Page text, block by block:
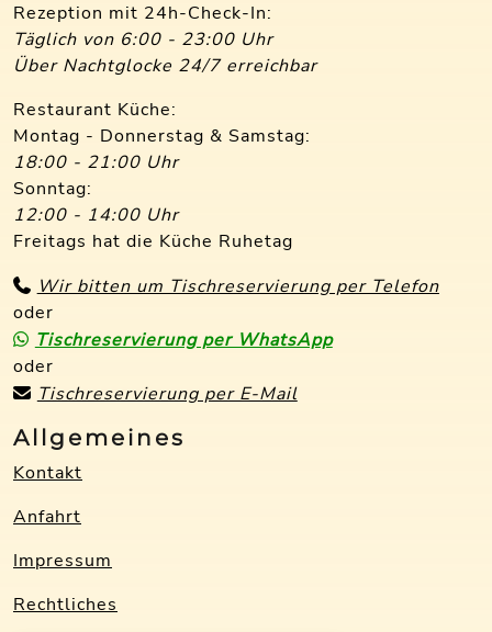
Rezeption mit 24h-Check-In:
Täglich von 6:00 - 23:00 Uhr
Über Nachtglocke 24/7 erreichbar
Restaurant Küche:
Montag - Donnerstag & Samstag:
18:00 - 21:00 Uhr
Sonntag:
12:00 - 14:00 Uhr
Freitags hat die Küche Ruhetag
Wir bitten um Tischreservierung per Telefon
oder
Tischreservierung per WhatsApp
oder
Tischreservierung per E-Mail
Allgemeines
Kontakt
Anfahrt
Impressum
Rechtliches